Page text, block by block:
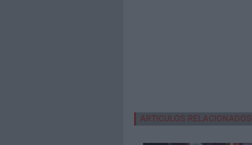
ARTICULOS RELACIONADOS